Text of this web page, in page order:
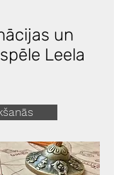
un
Leela